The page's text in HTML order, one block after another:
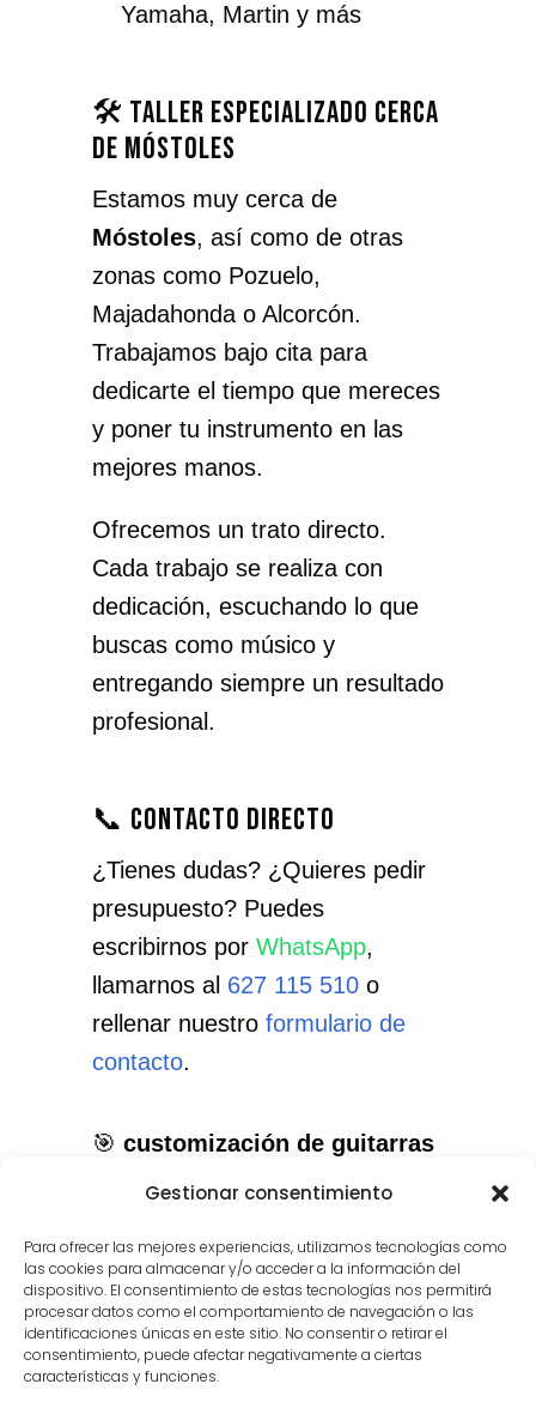
Gestionar consentimiento
Para ofrecer las mejores experiencias, utilizamos tecnologías como
las cookies para almacenar y/o acceder a la información del
dispositivo. El consentimiento de estas tecnologías nos permitirá
procesar datos como el comportamiento de navegación o las
identificaciones únicas en este sitio. No consentir o retirar el
consentimiento, puede afectar negativamente a ciertas
características y funciones.
Yamaha, Martin y más
🛠️ Taller especializado cerca
de Móstoles
Estamos muy cerca de
Móstoles, así como de otras
zonas como Pozuelo,
Majadahonda o Alcorcón.
Trabajamos bajo cita para
dedicarte el tiempo que mereces
y poner tu instrumento en las
mejores manos.
Ofrecemos un trato directo.
Cada trabajo se realiza con
dedicación, escuchando lo que
buscas como músico y
entregando siempre un resultado
profesional.
📞 Contacto directo
¿Tienes dudas? ¿Quieres pedir
presupuesto? Puedes
escribirnos por WhatsApp,
llamarnos al 627 115 510o
rellenar nuestro formulario de
contacto.
🎯 customización de guitarras
en Móstoles
: el servicio que
merece tu instrumento.